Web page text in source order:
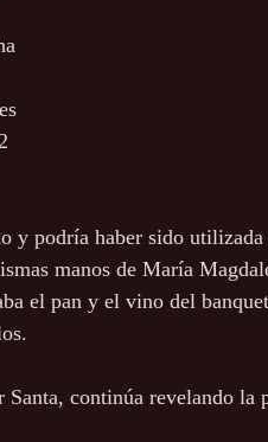
y podría haber sido
manos de María
el pan y el vino del
continúa revelando la